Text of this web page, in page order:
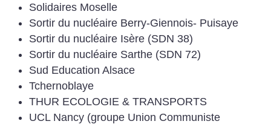
Solidaires Moselle
Sortir du nucléaire Berry-Giennois- Puisaye
Sortir du nucléaire Isère (SDN 38)
Sortir du nucléaire Sarthe (SDN 72)
Sud Education Alsace
Tchernoblaye
THUR ECOLOGIE & TRANSPORTS
UCL Nancy (groupe Union Communiste